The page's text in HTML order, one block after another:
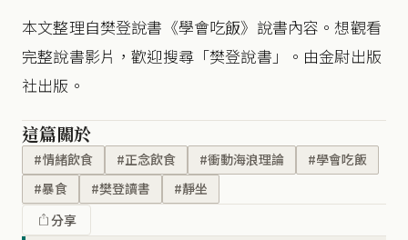
本文整理自樊登說書《學會吃飯》說書內容。想觀看
完整說書影片，歡迎搜尋「樊登說書」。由金尉出版
社出版。
這篇關於
#情緒飲食 #正念飲食 #衝動海浪理論
#學會吃飯
#暴食
#樊登讀書
#靜坐
分享